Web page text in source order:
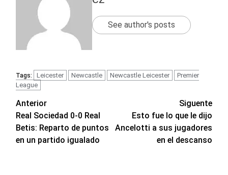
See author's posts
Tags: Leicester Newcastle Newcastle Leicester
Premier
League
Navegación
de
entradas
Anterior
Real Sociedad 0-0 Real
Betis: Reparto de puntos
en un partido igualado
Siguente
Esto fue lo que le dijo
Ancelotti a sus jugadores
en el descanso